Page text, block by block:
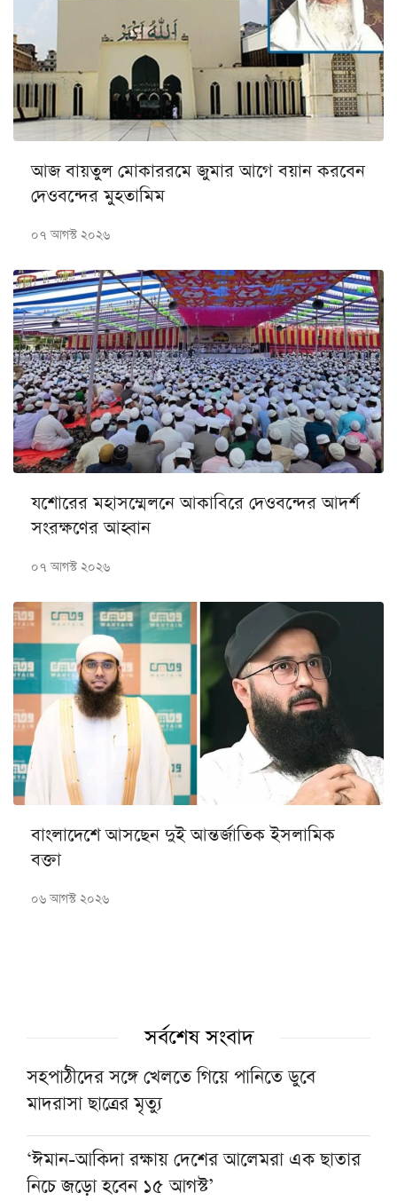
আজ বায়তুল মোকাররমে জুমার আগে বয়ান করবেন
দেওবন্দের মুহতামিম
০৭ আগস্ট ২০২৬
যশোরের মহাসম্মেলনে আকাবিরে দেওবন্দের আদর্শ
সংরক্ষণের আহ্বান
০৭ আগস্ট ২০২৬
বাংলাদেশে আসছেন দুই আন্তর্জাতিক ইসলামিক
বক্তা
০৬ আগস্ট ২০২৬
সর্বশেষ সংবাদ
সহপাঠীদের সঙ্গে খেলতে গিয়ে পানিতে ডুবে
মাদরাসা ছাত্রের মৃত্যু
‘ঈমান-আকিদা রক্ষায় দেশের আলেমরা এক ছাতার
নিচে জড়ো হবেন ১৫ আগস্ট’